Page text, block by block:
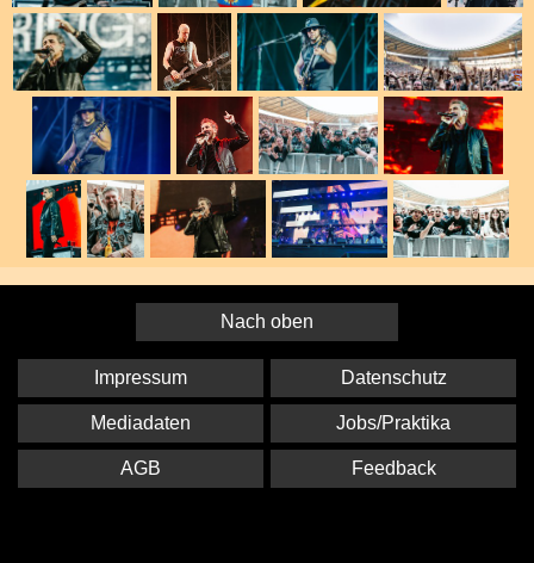
Nach oben
Impressum Datenschutz
Mediadaten Jobs/Praktika
AGB Feedback